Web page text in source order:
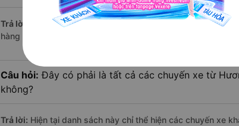
Trả lời: Trong số các hãng, nổi bật nhất với
hàng – một con số minh chứng cho dịch vụ cao cấp và uy tín.
Câu hỏi: Đây có phải là tất cả các chuyến xe từ
không?
Trả lời: Hiện tại danh sách này chỉ thể hiện các chuyến xe